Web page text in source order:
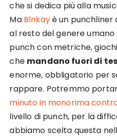
che si dedica più alla
Ma Blnkayè un punchliner
al resto del genere
punch con metriche,
che mandano fuori di
enorme, obbligatorio per
rappare. Potremmo
minuto in monorima
livello di punch, per la
abbiamo scelta questa